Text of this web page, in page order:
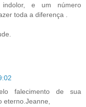
e um número
toda a diferença .
falecimento de sua
eterno.Jeanne,